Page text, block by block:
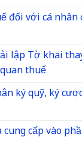
đối với cá
lập Tờ khai
thuế
ký quỹ, ký
cấp vào